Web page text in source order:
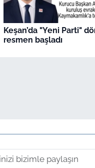
Keşan’da "Yeni Parti"
resmen başladı